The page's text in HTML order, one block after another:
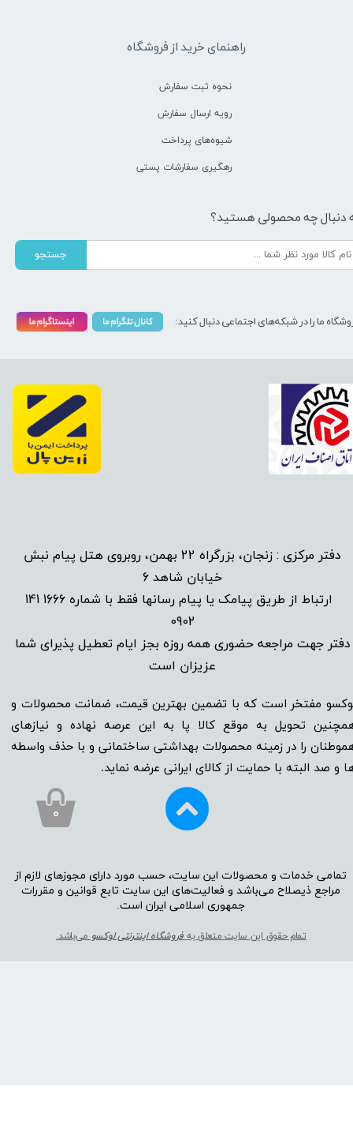
دفتر مرکزی : زنجان، بزرگراه 22 بهمن، روبروی هتل پیام نبش
خیابان شاهد 6
ارتباط از طریق پیامک یا پیام رسانها فقط با شماره
1666 141
0902
دفتر جهت مراجعه حضوری همه روزه بجز ایام تعطیل پذیرای شما
عزیزان است​​​​​​​
مفتخر است که با تضمین بهترین قیمت، ضمانت محصولات و
تحویل به موقع کالا پا به این عرصه نهاده و نیاز‌‌‌‌‌‌‌‌های
را در زمینه‌‌‌ محصولات بهداشتی ساختمانی و با حذف واسطه
و صد البته با حمایت از کالای ایرانی عرضه نماید.
تمامی خدمات و محصولات این سایت، حسب مورد دارای مجوز‌‌‌‌های لازم از
مراجع ذیصلاح می‌باشد و فعالیت‌‌‌‌های این سایت تابع قوانین و مقررات
جمهوری اسلامی ایران است.​​​​​​​
تمام حقوق این سایت متعلق بهفروشگاه اینترنتی لوکسومی‌باشد.
راهنمای خرید از فروشگاه
نحوه ثبت سفارش
رویه ارسال سفارش
شیوه‌های پرداخت
رهگیری سفارشات پستی
دنبال چه محصولی هستید؟
جستجو
ما را در شبکه‌های اجتماعی دنبال کنید:
۰